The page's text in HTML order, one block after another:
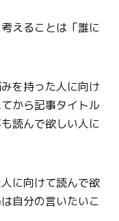
えることは「誰に
を持った人に向け
から記事タイトル
読んで欲しい人に
に向けて読んで欲
自分の言いたいこ